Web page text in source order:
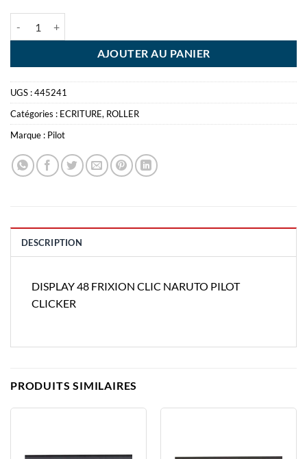
AJOUTER AU PANIER
UGS :445241
Catégories : ECRITURE, ROLLER
Marque : Pilot
DESCRIPTION
DISPLAY 48 FRIXION CLIC NARUTO PILOT
CLICKER
PRODUITS SIMILAIRES